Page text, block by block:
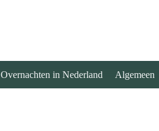
Overnachten in Nederland Algemeen